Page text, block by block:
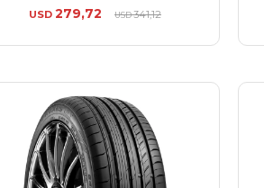
USD 279,72 USD341,12